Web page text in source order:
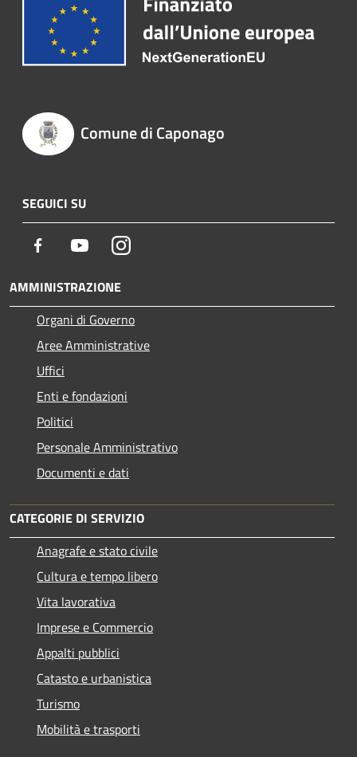
Comune di Caponago
SEGUICI SU
Facebook YoutubeInstagram
AMMINISTRAZIONE
Organi di Governo
Aree Amministrative
Uffici
Enti e fondazioni
Politici
Personale Amministrativo
Documenti e dati
CATEGORIE DI SERVIZIO
Anagrafe e stato civile
Cultura e tempo libero
Vita lavorativa
Imprese e Commercio
Appalti pubblici
Catasto e urbanistica
Turismo
Mobilità e trasporti